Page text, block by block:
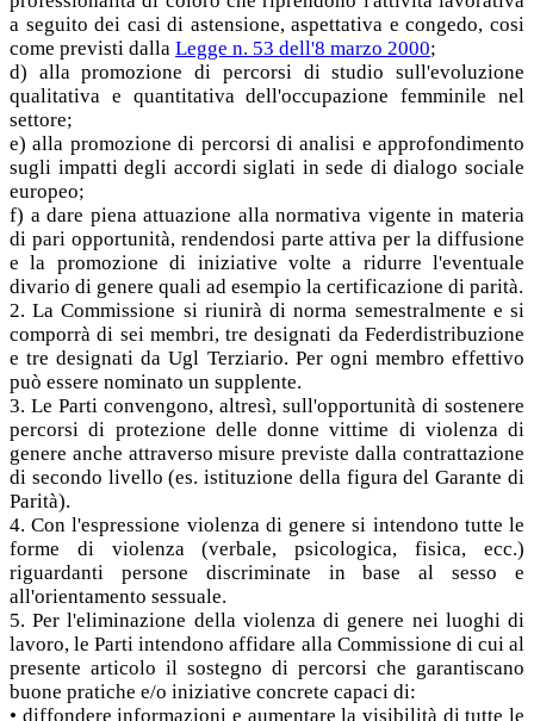
a seguito dei casi di astensione, aspettativa e congedo, cosi
come previsti dalla Legge n. 53 dell'8 marzo 2000;
d) alla promozione di percorsi di studio sull'evoluzione
qualitativa e quantitativa dell'occupazione femminile nel
settore;
e) alla promozione di percorsi di analisi e approfondimento
sugli impatti degli accordi siglati in sede di dialogo sociale
europeo;
f) a dare piena attuazione alla normativa vigente in materia
di pari opportunità, rendendosi parte attiva per la diffusione
e la promozione di iniziative volte a ridurre l'eventuale
divario di genere quali ad esempio la certificazione di parità.
2. La Commissione si riunirà di norma semestralmente e si
comporrà di sei membri, tre designati da Federdistribuzione
e tre designati da Ugl Terziario. Per ogni membro effettivo
può essere nominato un supplente.
3. Le Parti convengono, altresì, sull'opportunità di sostenere
percorsi di protezione delle donne vittime di violenza di
genere anche attraverso misure previste dalla contrattazione
di secondo livello (es. istituzione della figura del Garante di
Parità).
4. Con l'espressione violenza di genere si intendono tutte le
forme di violenza (verbale, psicologica, fisica, ecc.)
riguardanti persone discriminate in base al sesso e
all'orientamento sessuale.
5. Per l'eliminazione della violenza di genere nei luoghi di
lavoro, le Parti intendono affidare alla Commissione di cui al
presente articolo il sostegno di percorsi che garantiscano
buone pratiche e/o iniziative concrete capaci di:
• diffondere informazioni e aumentare la visibilità di tutte le